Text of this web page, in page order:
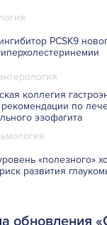
PCSK9
коллегия
по
эзофагита
«полезного»
развития